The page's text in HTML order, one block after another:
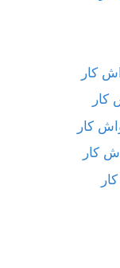
كار
كار
كار
كار